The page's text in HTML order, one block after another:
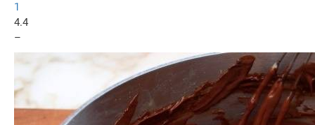
1
4.4
–